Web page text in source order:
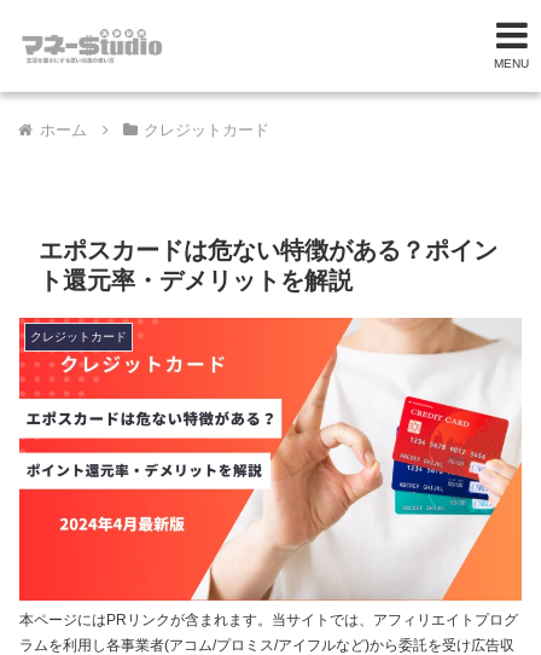
MENU
ホーム クレジットカード
エポスカードは危ない特徴がある？ポイン
ト還元率・デメリットを解説
本ページにはPRリンクが含まれます。当サイトでは、アフィリエイトプログ
ラムを利用し各事業者(アコム/プロミス/アイフルなど)から委託を受け広告収
クレジットカード